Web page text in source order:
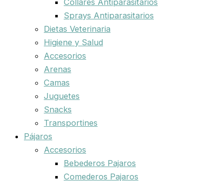
Collares Antiparasitarios
Sprays Antiparasitarios
Dietas Veterinaria
Higiene y Salud
Accesorios
Arenas
Camas
Juguetes
Snacks
Transportines
Pájaros
Accesorios
Bebederos Pajaros
Comederos Pajaros